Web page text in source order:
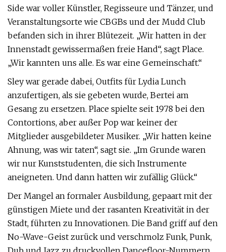
Side war voller Künstler, Regisseure und Tänzer, und
Veranstaltungsorte wie CBGBs und der Mudd Club
befanden sich in ihrer Blütezeit. „Wir hatten in der
Innenstadt gewissermaßen freie Hand“, sagt Place.
„Wir kannten uns alle. Es war eine Gemeinschaft.“
Sley war gerade dabei, Outfits für Lydia Lunch
anzufertigen, als sie gebeten wurde, Bertei am
Gesang zu ersetzen. Place spielte seit 1978 bei den
Contortions, aber außer Pop war keiner der
Mitglieder ausgebildeter Musiker. „Wir hatten keine
Ahnung, was wir taten“, sagt sie. „Im Grunde waren
wir nur Kunststudenten, die sich Instrumente
aneigneten. Und dann hatten wir zufällig Glück.“
Der Mangel an formaler Ausbildung, gepaart mit der
günstigen Miete und der rasanten Kreativität in der
Stadt, führten zu Innovationen. Die Band griff auf den
No-Wave-Geist zurück und verschmolz Funk, Punk,